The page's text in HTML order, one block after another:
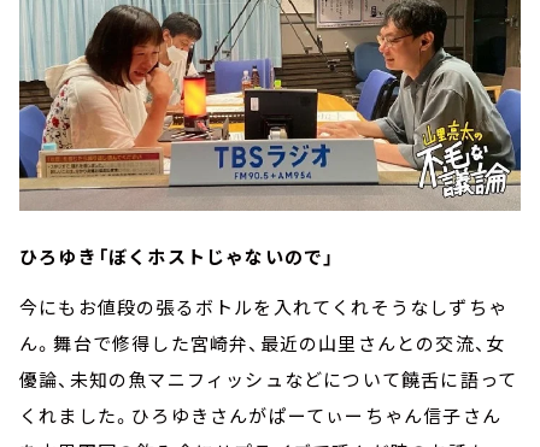
ひろゆき「ぼくホストじゃないので」
今にもお値段の張るボトルを入れてくれそうなしずちゃ
ん。舞台で修得した宮崎弁、最近の山里さんとの交流、女
優論、未知の魚マニフィッシュなどについて饒舌に語って
くれました。ひろゆきさんがぱーてぃーちゃん信子さん